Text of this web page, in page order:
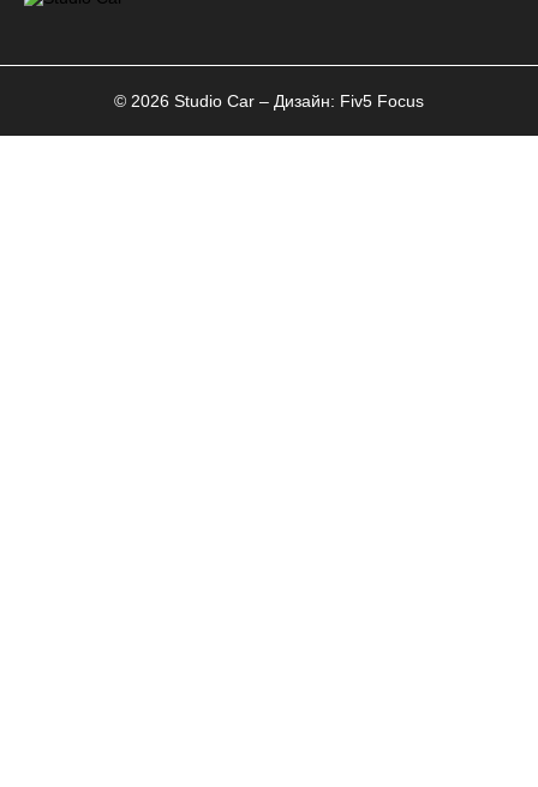
© 2026 Studio Car – Дизайн: Fiv5 Focus